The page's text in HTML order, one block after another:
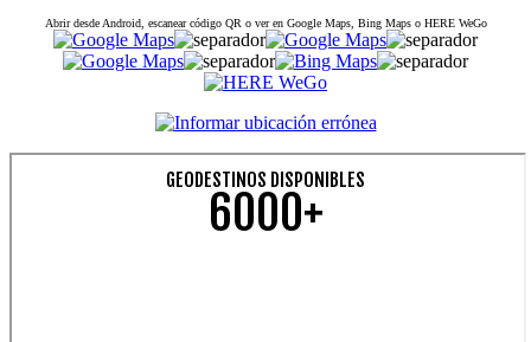
Abrir desde Android, escanear código QR o ver en Google Maps, Bing Maps o HERE WeGo
GEODESTINOS DISPONIBLES
6000+